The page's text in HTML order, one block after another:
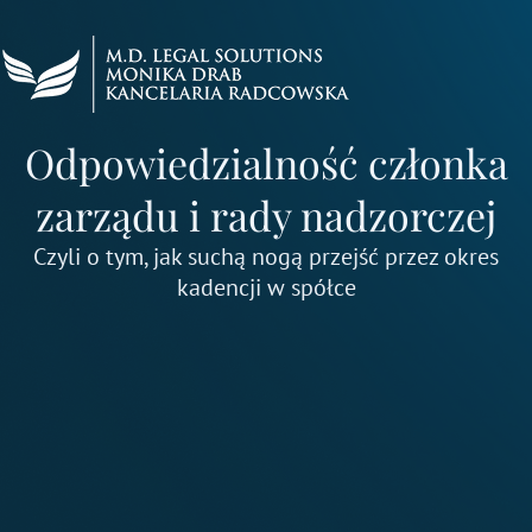
do
treści
Odpowiedzialność członka
zarządu i rady nadzorczej
Czyli o tym, jak suchą nogą przejść przez okres
kadencji w spółce